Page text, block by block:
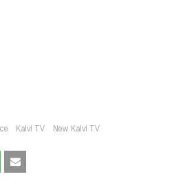
Kalvi TV New Kalvi TV